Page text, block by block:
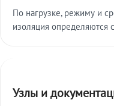
По нагрузке, режиму и
изоляция определяются
Узлы и